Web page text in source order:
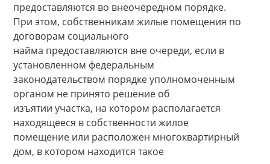
предоставляются во внеочередном порядке.
При этом, собственникам жилые помещения по
договорам социального
найма предоставляются вне очереди, если в
установленном федеральным
законодательством порядке уполномоченным
органом не принято решение об
изъятии участка, на котором располагается
находящееся в собственности жилое
помещение или расположен многоквартирный
дом, в котором находится такое